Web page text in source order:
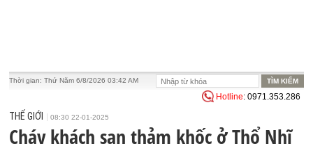
Thời gian:Thứ Năm 6/8/2026 03:42 AM
Hotline: 0971.353.286
THẾ GIỚI 08:30 22-01-2025
Cháy khách sạn thảm khốc ở Thổ Nhĩ